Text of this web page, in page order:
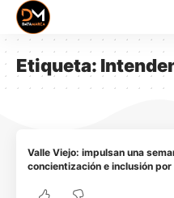
Etiqueta:
Valle Viejo: impulsan una
concientización e inclusión por